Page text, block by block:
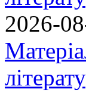
2026-